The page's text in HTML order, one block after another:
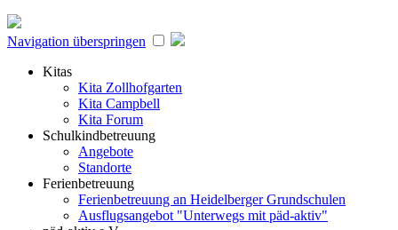
Navigation überspringen
Kitas
Kita Zollhofgarten
Kita Campbell
Kita Forum
Schulkindbetreuung
Angebote
Standorte
Ferienbetreuung
Ferienbetreuung an Heidelberger Grundschulen
Ausflugsangebot "Unterwegs mit päd-aktiv"